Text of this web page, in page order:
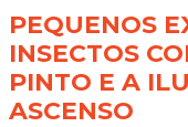
PEQUENOS
INSECTOS
PINTO E A
ASCENSO